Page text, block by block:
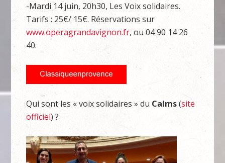
-Mardi 14 juin, 20h30, Les Voix solidaires.
Tarifs : 25€/ 15€. Réservations sur
www.operagrandavignon.fr, ou 04 90 14 26
40.
Qui sont les « voix solidaires » du Calms(site
officiel) ?